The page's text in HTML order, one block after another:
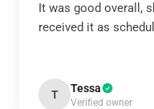
It was good overall,
received it as
T Tessa
Verified owner